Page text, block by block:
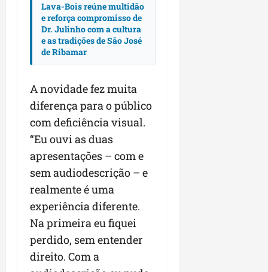
Lava-Bois reúne multidão
e reforça compromisso de
Dr. Julinho com a cultura
e as tradições de São José
de Ribamar
A novidade fez muita
diferença para o público
com deficiência visual.
“Eu ouvi as duas
apresentações – com e
sem audiodescrição – e
realmente é uma
experiência diferente.
Na primeira eu fiquei
perdido, sem entender
direito. Com a